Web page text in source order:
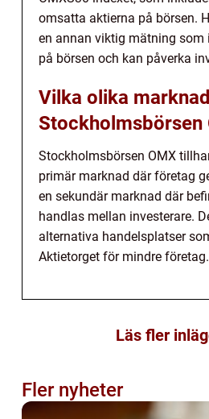
omsatta aktierna på börsen.
en annan viktig mätning som
på börsen och kan påverka
Vilka olika
Stockholmsbörsen
Stockholmsbörsen OMX
primär marknad där företag
en sekundär marknad där
handlas mellan investerare.
alternativa handelsplatser
Aktietorget för mindre företag.
Läs fler
Fler nyheter